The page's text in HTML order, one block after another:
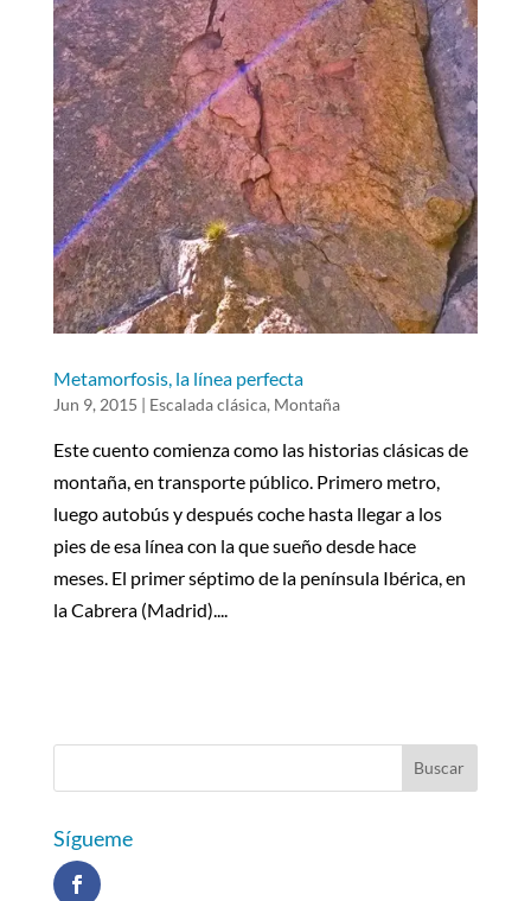
Metamorfosis, la línea perfecta
Jun 9, 2015 | Escalada clásica, Montaña
Este cuento comienza como las historias clásicas de
montaña, en transporte público. Primero metro,
luego autobús y después coche hasta llegar a los
pies de esa línea con la que sueño desde hace
meses. El primer séptimo de la península Ibérica, en
la Cabrera (Madrid)....
Sígueme